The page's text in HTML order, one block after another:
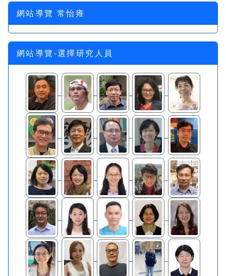
網站導覽 常怡雍
網站導覽-選擇研究人員